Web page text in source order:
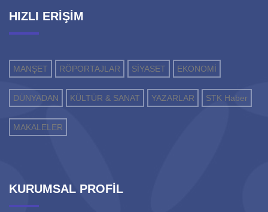
HIZLI ERİŞİM
MANŞET RÖPORTAJLAR SİYASET EKONOMİ
DÜNYADAN KÜLTÜR & SANAT YAZARLAR STK Haber
MAKALELER
KURUMSAL PROFİL